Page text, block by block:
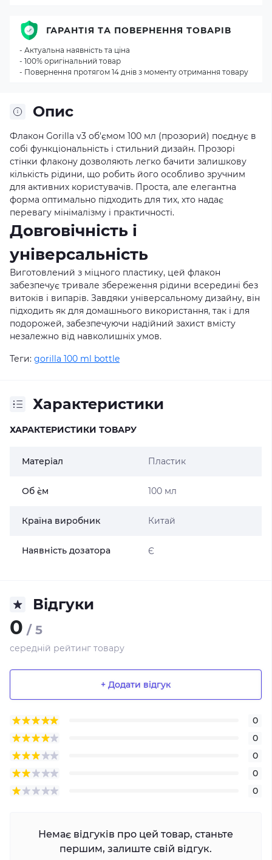
Опис
Флакон Gorilla v3 об'ємом 100 мл (прозорий) поєднує в
собі функціональність і стильний дизайн. Прозорі
стінки флакону дозволяють легко бачити залишкову
кількість рідини, що робить його особливо зручним
для активних користувачів. Проста, але елегантна
форма оптимально підходить для тих, хто надає
перевагу мінімалізму і практичності.
Довговічність і
універсальність
Виготовлений з міцного пластику, цей флакон
забезпечує тривале збереження рідини всередині без
витоків і випарів. Завдяки універсальному дизайну, він
підходить як для домашнього використання, так і для
подорожей, забезпечуючи надійний захист вмісту
незалежно від навколишніх умов.
Теги: gorilla 100 ml bottle
Характеристики
ХАРАКТЕРИСТИКИ ТОВАРУ
Матеріал Пластик
Об `єм 100 мл
Країна виробник Китай
Наявність дозатора Є
Відгуки
0 / 5
середній рейтинг товару
+ Додати відгук
0
0
0
0
0
Немає відгуків про цей товар, станьте
першим, залиште свій відгук.
ГАРАНТІЯ ТА ПОВЕРНЕННЯ ТОВАРІВ
- Актуальна наявність та ціна
- 100% оригінальний товар
- Повернення протягом 14 днів з моменту отримання товару